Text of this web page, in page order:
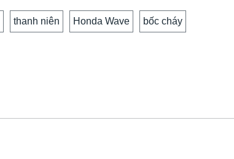
thanh niên Honda Wave bốc cháy